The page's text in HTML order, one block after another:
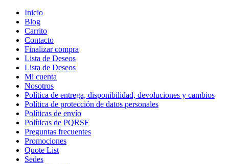
Inicio
Blog
Carrito
Contacto
Finalizar compra
Lista de Deseos
Lista de Deseos
Mi cuenta
Nosotros
Política de entrega, disponibilidad, devoluciones y cambios
Política de protección de datos personales
Políticas de envío
Políticas de PQRSF
Preguntas frecuentes
Promociones
Quote List
Sedes